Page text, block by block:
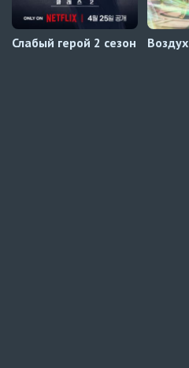
Слабый герой 2 сезон Воздух